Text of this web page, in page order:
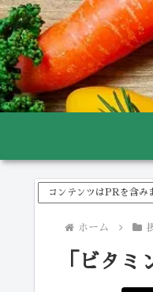
コンテンツはPRを含み
ホーム
「ビタ